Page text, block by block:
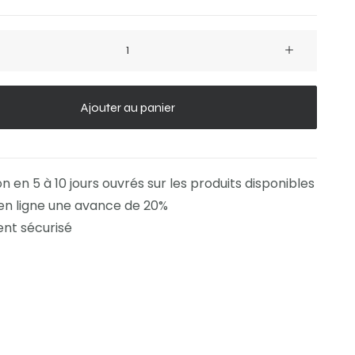
Ajouter au panier
en 5 à 10 jours ouvrés sur les produits disponibles
ligne une avance de 20%
sécurisé